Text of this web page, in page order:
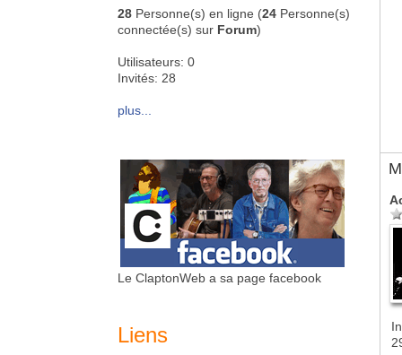
28 Personne(s) en ligne (24 Personne(s)
connectée(s) sur Forum)
Utilisateurs: 0
Invités: 28
plus...
Le ClaptonWeb a sa page facebook
Liens